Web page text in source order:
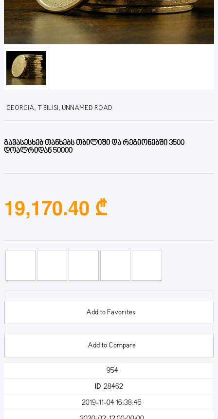
GEORGIA, T'BILISI, UNNAMED ROAD
გავასესხებ თანხებს თბილიში და რეგიონებში 3500
დოალრიდან 50000
19,170.40 ₾
Add to Favorites
Add to Compare
954
ID28462
2019-11-04 16:38:45